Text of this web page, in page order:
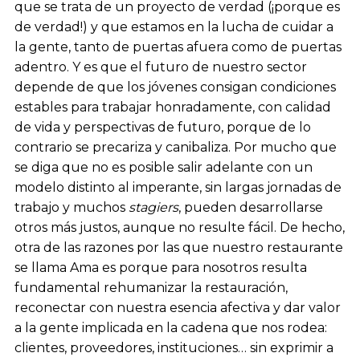
que se trata de un proyecto de verdad (¡porque es
de verdad!) y que estamos en la lucha de cuidar a
la gente, tanto de puertas afuera como de puertas
adentro. Y es que el futuro de nuestro sector
depende de que los jóvenes consigan condiciones
estables para trabajar honradamente, con calidad
de vida y perspectivas de futuro, porque de lo
contrario se precariza y canibaliza. Por mucho que
se diga que no es posible salir adelante con un
modelo distinto al imperante, sin largas jornadas de
trabajo y muchos stagiers, pueden desarrollarse
otros más justos, aunque no resulte fácil. De hecho,
otra de las razones por las que nuestro restaurante
se llama Ama es porque para nosotros resulta
fundamental rehumanizar la restauración,
reconectar con nuestra esencia afectiva y dar valor
a la gente implicada en la cadena que nos rodea:
clientes, proveedores, instituciones… sin exprimir a